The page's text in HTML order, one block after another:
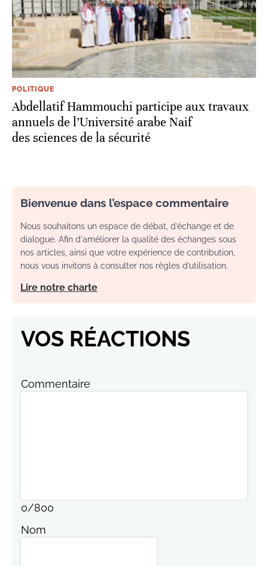
POLITIQUE
Abdellatif Hammouchi participe aux travaux
annuels de l’Université arabe Naif
des sciences de la sécurité
Bienvenue dans l’espace commentaire
Nous souhaitons un espace de débat, d’échange et de
dialogue. Afin d'améliorer la qualité des échanges sous
nos articles, ainsi que votre expérience de contribution,
nous vous invitons à consulter nos règles d’utilisation.
Lire notre charte
VOS RÉACTIONS
Commentaire
0/800
Nom